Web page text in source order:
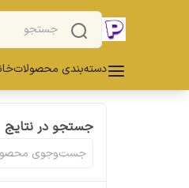
دسته‌بندی محصولات
جستجو در نتایج